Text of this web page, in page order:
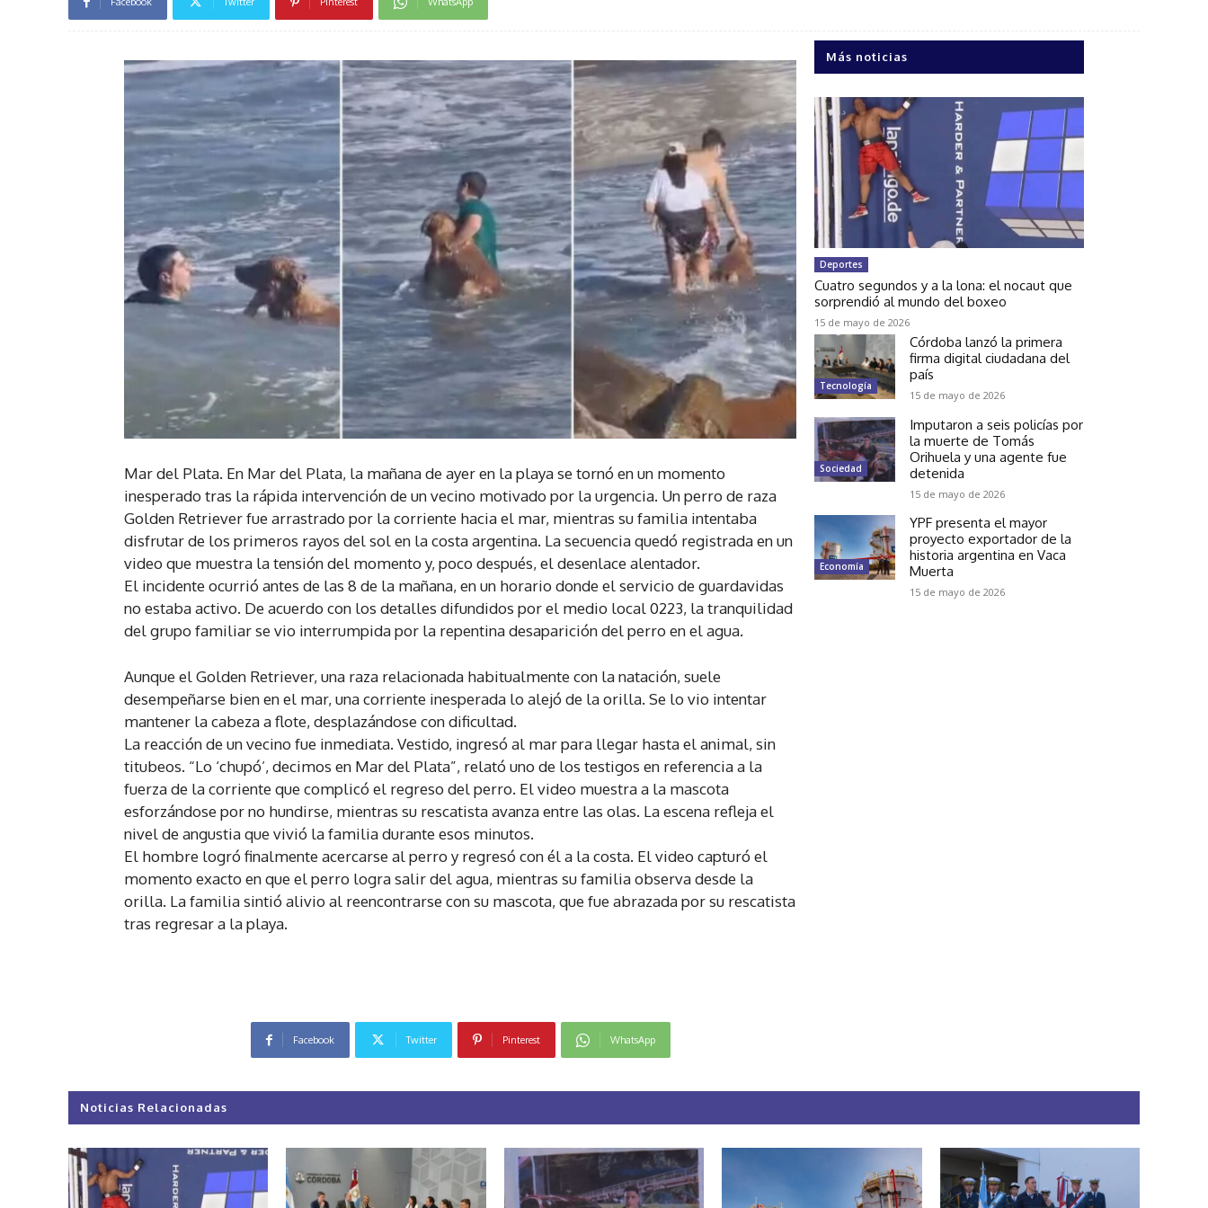
Mar del Plata. En Mar del Plata, la mañana de ayer en la playa se tornó en un momento
inesperado tras la rápida intervención de un vecino motivado por la urgencia. Un perro de raza
Golden Retriever fue arrastrado por la corriente hacia el mar, mientras su familia intentaba
disfrutar de los primeros rayos del sol en la costa argentina. La secuencia quedó registrada en un
video que muestra la tensión del momento y, poco después, el desenlace alentador.
El incidente ocurrió antes de las 8 de la mañana, en un horario donde el servicio de guardavidas
no estaba activo. De acuerdo con los detalles difundidos por el medio local 0223, la tranquilidad
del grupo familiar se vio interrumpida por la repentina desaparición del perro en el agua.
Aunque el Golden Retriever, una raza relacionada habitualmente con la natación, suele
desempeñarse bien en el mar, una corriente inesperada lo alejó de la orilla. Se lo vio intentar
mantener la cabeza a flote, desplazándose con dificultad.
La reacción de un vecino fue inmediata. Vestido, ingresó al mar para llegar hasta el animal, sin
titubeos. “Lo ‘chupó’, decimos en Mar del Plata”, relató uno de los testigos en referencia a la
fuerza de la corriente que complicó el regreso del perro. El video muestra a la mascota
esforzándose por no hundirse, mientras su rescatista avanza entre las olas. La escena refleja el
nivel de angustia que vivió la familia durante esos minutos.
El hombre logró finalmente acercarse al perro y regresó con él a la costa. El video capturó el
momento exacto en que el perro logra salir del agua, mientras su familia observa desde la
orilla. La familia sintió alivio al reencontrarse con su mascota, que fue abrazada por su rescatista
tras regresar a la playa.
Facebook Twitter Pinterest WhatsApp
Más noticias
Deportes
Cuatro segundos y a la lona: el nocaut que
sorprendió al mundo del boxeo
15 de mayo de 2026
Tecnología
Córdoba lanzó la primera
firma digital ciudadana del
país
15 de mayo de 2026
Sociedad
Imputaron a seis policías por
la muerte de Tomás
Orihuela y una agente fue
detenida
15 de mayo de 2026
Economía
YPF presenta el mayor
proyecto exportador de la
historia argentina en Vaca
Muerta
15 de mayo de 2026
Noticias Relacionadas